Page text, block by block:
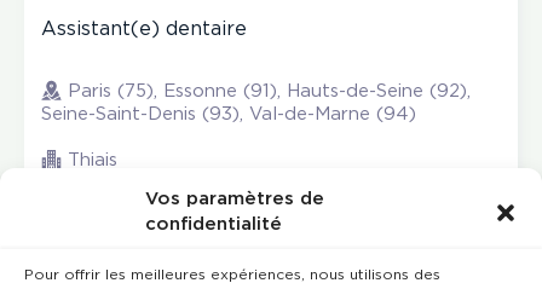
Vos paramètres de
confidentialité
Pour offrir les meilleures expériences, nous utilisons des
Assistant(e) dentaire
Paris (75), Essonne (91), Hauts-de-Seine (92),
Seine-Saint-Denis (93), Val-de-Marne (94)
Thiais